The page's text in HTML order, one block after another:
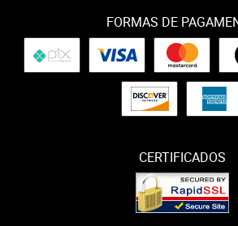
FORMAS DE
CERTIFICADOS